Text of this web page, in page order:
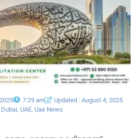
7:29 am
Updated : August 4, 2025
Dubai UAE Uae News